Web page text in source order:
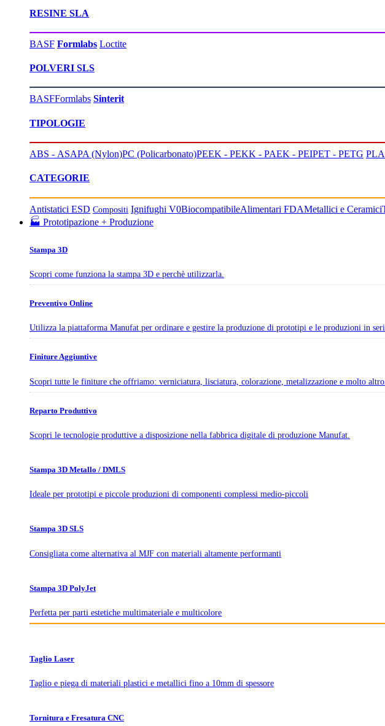
RESINE SLA
BASF Formlabs Loctite
POLVERI SLS
BASFFormlabs Sinterit
TIPOLOGIE
ABS - ASAPA (Nylon)PC (Policarbonato)PEEK - PEKK - PAEK - PEIPET - PETG
CATEGORIE
Antistatici ESD Compositi Ignifughi V0BiocompatibileAlimentari FDAMetallici e Ceramici
🏭 Prototipazione + Produzione
Stampa 3D
Scopri come funziona la stampa 3D e perchè utilizzarla.
Preventivo Online
Utilizza la piattaforma Manufat per ordinare e gestire la produzione di prototipi e le produzioni in
Finiture Aggiuntive
Scopri tutte le finiture che offriamo: verniciatura, lisciatura, colorazione, metalizzazione e molto altro.
Reparto Produttivo
Scopri le tecnologie produttive a disposizione nella fabbrica digitale di produzione Manufat.
Stampa 3D Metallo / DMLS
Ideale per prototipi e piccole produzioni di componenti complessi medio-piccoli
Stampa 3D SLS
Consigliata come alternativa al MJF con materiali altamente performanti
Stampa 3D PolyJet
Perfetta per parti estetiche multimateriale e multicolore
Taglio Laser
Taglio e piega di materiali plastici e metallici fino a 10mm di spessore
Tornitura e Fresatura CNC